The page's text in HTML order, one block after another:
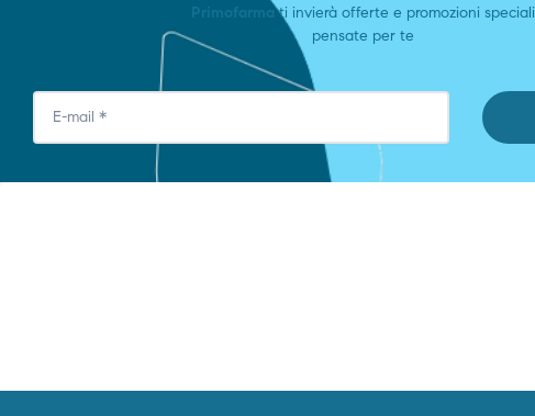
ti invierà offerte e promozioni speciali
pensate per te